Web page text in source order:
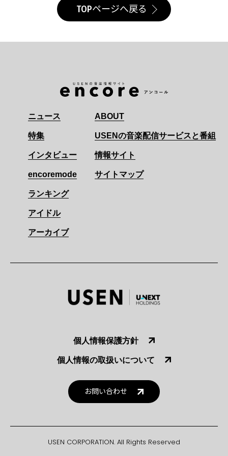
TOPページへ戻る
ニュース
特集
インタビュー
encoremode
ランキング
アイドル
アーカイブ
ABOUT
USENの音楽配信サービスと番組
情報サイト
サイトマップ
個人情報保護方針
個人情報の取扱いについて
お問い合わせ
USEN CORPORATION. All Rights Reserved